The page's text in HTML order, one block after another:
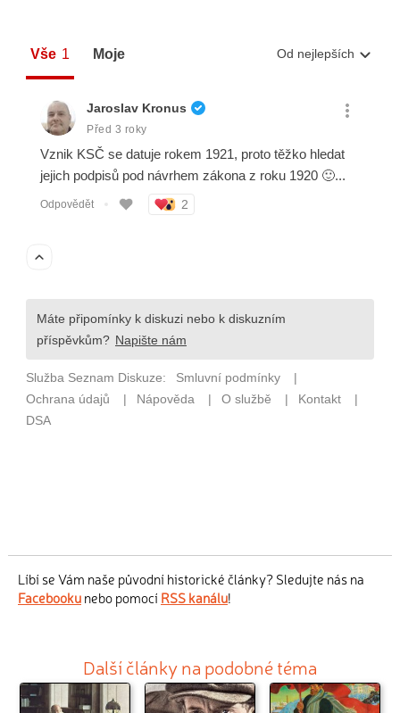
Líbí se Vám naše původní historické články? Sledujte nás na
Facebookunebo pomocí RSS kanálu!
Další články na podobné téma